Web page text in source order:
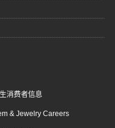
消费者信息
& Jewelry Careers